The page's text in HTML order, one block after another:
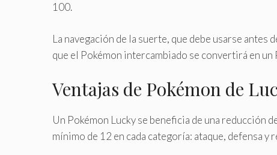
100.
La navegación de la suerte, que debe usarse
que el Pokémon intercambiado se convertirá en
Ventajas de Pokémon de
Un Pokémon Lucky se beneficia de una reducción
mínimo de 12 en cada categoría: ataque, defensa